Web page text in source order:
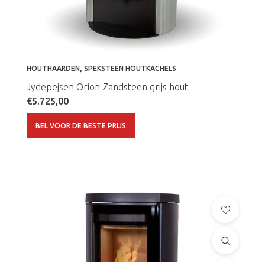
HOUTHAARDEN, SPEKSTEEN HOUTKACHELS
Jydepejsen Orion Zandsteen grijs hout
€5.725,00
BEL VOOR DE BESTE PRIJS